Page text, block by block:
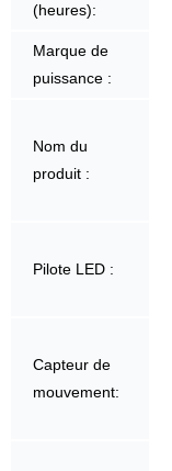
(heures):
Marque de
puissance :
Nom du
produit :
Pilote LED :
Capteur de
mouvement: